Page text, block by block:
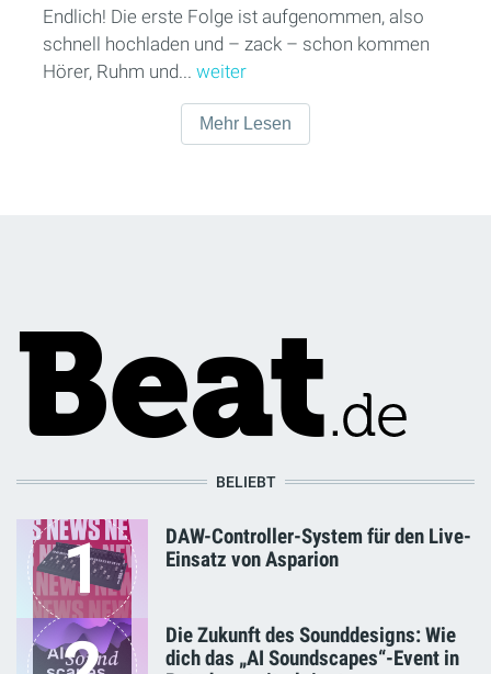
Endlich! Die erste Folge ist aufgenommen, also
schnell hochladen und – zack – schon kommen
Hörer, Ruhm und... weiter
Mehr Lesen
BELIEBT
1
DAW-Controller-System für den Live-
Einsatz von Asparion
Die Zukunft des Sounddesigns: Wie
dich das „AI Soundscapes“-Event in